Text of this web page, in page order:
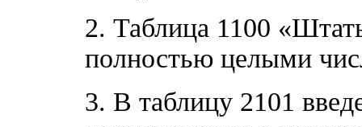
2. Таблица 1100
полностью целыми
3. В таблицу 2101